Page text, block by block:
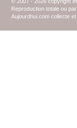
Reproduction totale ou
Aujourdhui.com collecte